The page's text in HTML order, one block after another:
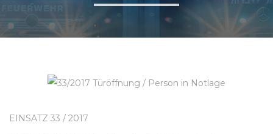
EINSATZ 33 / 2017